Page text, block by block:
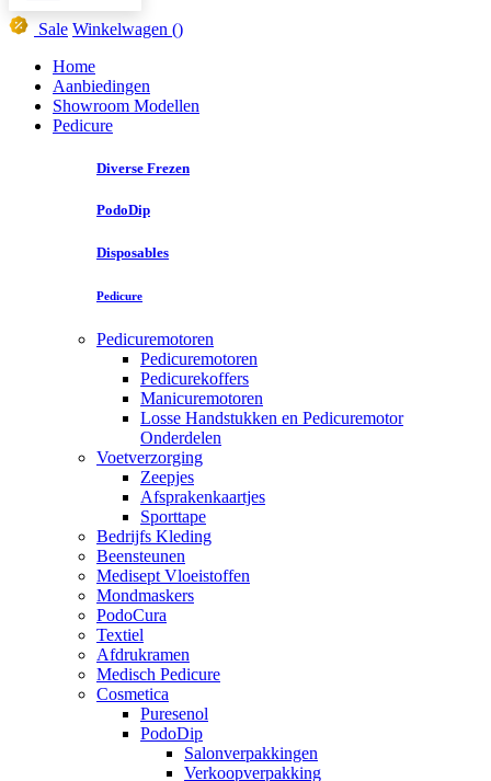
Sale Winkelwagen ()
Home
Aanbiedingen
Showroom Modellen
Pedicure
Diverse Frezen
PodoDip
Disposables
Pedicure
Pedicuremotoren
Pedicuremotoren
Pedicurekoffers
Manicuremotoren
Losse Handstukken en Pedicuremotor
Onderdelen
Voetverzorging
Zeepjes
Afsprakenkaartjes
Sporttape
Bedrijfs Kleding
Beensteunen
Medisept Vloeistoffen
Mondmaskers
PodoCura
Textiel
Afdrukramen
Medisch Pedicure
Cosmetica
Puresenol
PodoDip
Salonverpakkingen
Verkoopverpakking